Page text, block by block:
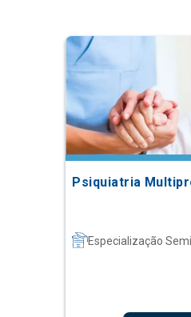
Psiquiatria
Especialização